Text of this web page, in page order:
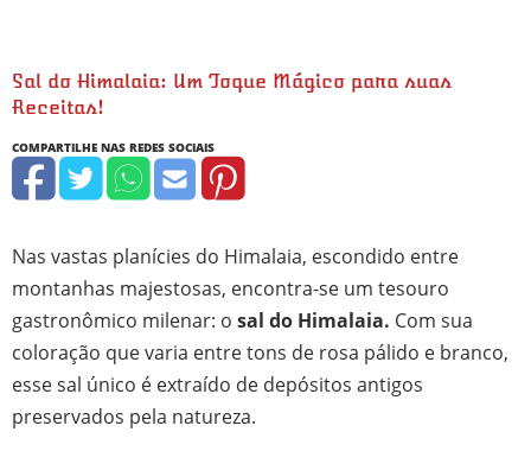
Sal do Himalaia: Um Toque Mágico para suas
Receitas!
Nas vastas planícies do Himalaia, escondido entre
montanhas majestosas, encontra-se um tesouro
gastronômico milenar: o sal do Himalaia. Com sua
coloração que varia entre tons de rosa pálido e branco,
esse sal único é extraído de depósitos antigos
preservados pela natureza.